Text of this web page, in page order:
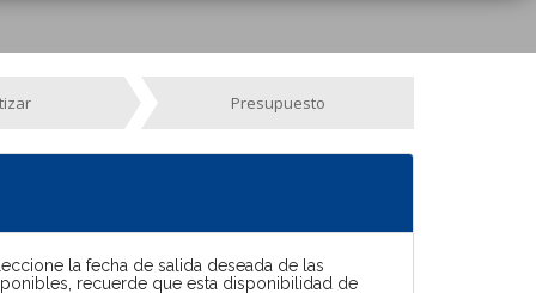
Presupuesto
la fecha de salida deseada de las
recuerde que esta disponibilidad de